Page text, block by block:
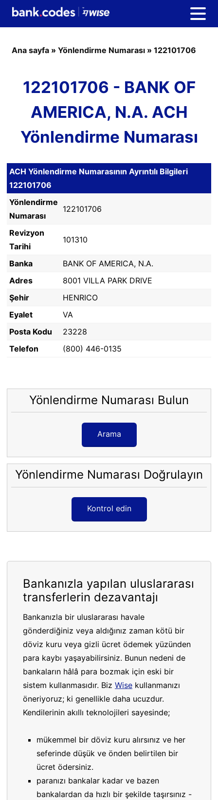
Ana sayfa » Yönlendirme Numarası » 122101706
122101706 - BANK OF
AMERICA, N.A. ACH
Yönlendirme Numarası
ACH Yönlendirme Numarasının Ayrıntılı Bilgileri
122101706
Yönlendirme
Numarası
122101706
Revizyon
Tarihi
101310
Banka
BANK OF AMERICA, N.A.
Adres
8001 VILLA PARK DRIVE
Şehir
HENRICO
Eyalet
VA
Posta Kodu
23228
Telefon
(800) 446-0135
Yönlendirme Numarası Bulun
Arama
Yönlendirme Numarası Doğrulayın
Kontrol edin
Bankanızla yapılan uluslararası
transferlerin dezavantajı
Bankanızla bir uluslararası havale
gönderdiğiniz veya aldığınız zaman kötü bir
döviz kuru veya gizli ücret ödemek yüzünden
para kaybı yaşayabilirsiniz. Bunun nedeni de
bankaların hâlâ para bozmak için eski bir
sistem kullanmasıdır. Biz Wise kullanmanızı
öneriyoruz; ki genellikle daha ucuzdur.
Kendilerinin akıllı teknolojileri sayesinde;
mükemmel bir döviz kuru alırsınız ve her
seferinde düşük ve önden belirtilen bir
ücret ödersiniz.
paranızı bankalar kadar ve bazen
bankalardan da hızlı bir şekilde taşırsınız -